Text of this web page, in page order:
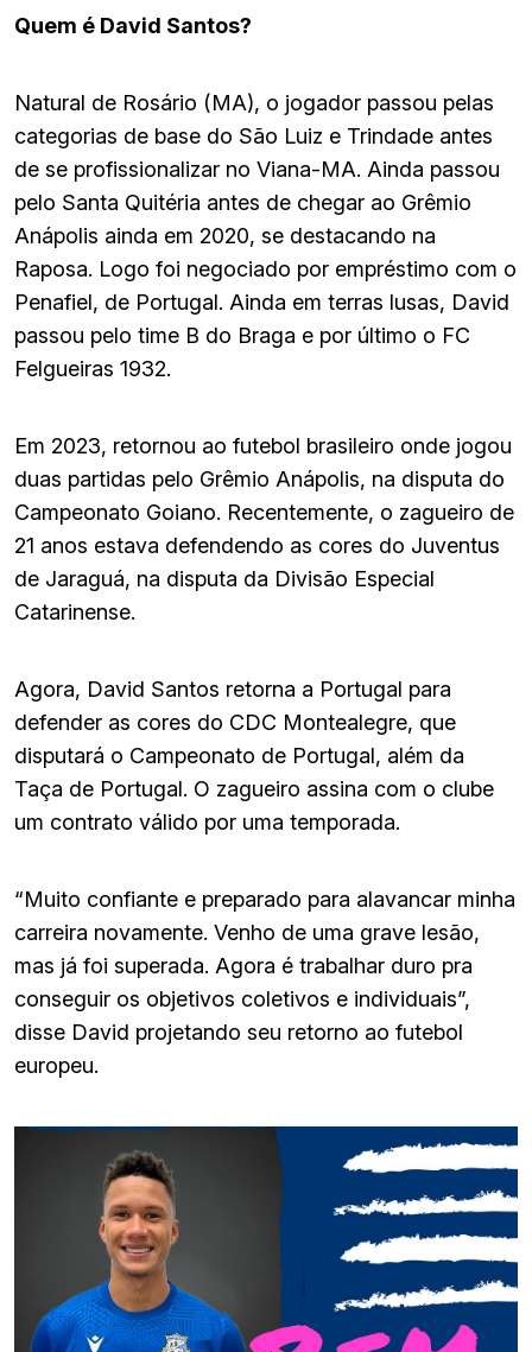
Quem é David Santos?
Natural de Rosário (MA), o jogador passou pelas
categorias de base do São Luiz e Trindade antes
de se profissionalizar no Viana-MA. Ainda passou
pelo Santa Quitéria antes de chegar ao Grêmio
Anápolis ainda em 2020, se destacando na
Raposa. Logo foi negociado por empréstimo com o
Penafiel, de Portugal. Ainda em terras lusas, David
passou pelo time B do Braga e por último o FC
Felgueiras 1932.
Em 2023, retornou ao futebol brasileiro onde jogou
duas partidas pelo Grêmio Anápolis, na disputa do
Campeonato Goiano. Recentemente, o zagueiro de
21 anos estava defendendo as cores do Juventus
de Jaraguá, na disputa da Divisão Especial
Catarinense.
Agora, David Santos retorna a Portugal para
defender as cores do CDC Montealegre, que
disputará o Campeonato de Portugal, além da
Taça de Portugal. O zagueiro assina com o clube
um contrato válido por uma temporada.
“Muito confiante e preparado para alavancar minha
carreira novamente. Venho de uma grave lesão,
mas já foi superada. Agora é trabalhar duro pra
conseguir os objetivos coletivos e individuais”,
disse David projetando seu retorno ao futebol
europeu.